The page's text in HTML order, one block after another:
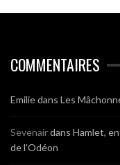
COMMENTAIRES
Emiliedans Les
Sevenairdans Hamlet,
de l’Odéon